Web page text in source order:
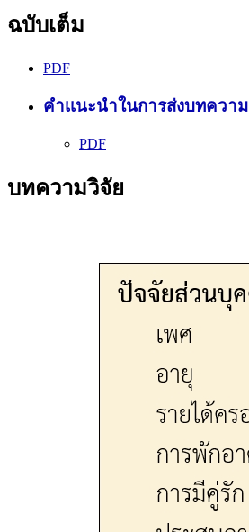
ฉบับเต็ม
PDF
คำเเนะนำในการส่งบทความ
PDF
บทความวิจัย